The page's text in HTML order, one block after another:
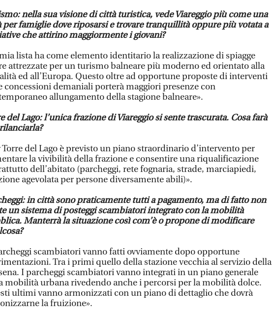
nella sua visione di città turistica, vede Viareggio più come una
per famiglie dove riposarsi e trovare tranquillità oppure più votata a
che attirino maggiormente i giovani?
lista ha come elemento identitario la realizzazione di spiagge
attrezzate per un turismo balneare più moderno ed orientato alla
ed all’Europa. Questo oltre ad opportune proposte di interventi
concessioni demaniali porterà maggiori presenze con
allungamento della stagione balneare».
del Lago: l’unica frazione di Viareggio si sente trascurata. Cosa farà
Torre del Lago è previsto un piano straordinario d’intervento per
la vivibilità della frazione e consentire una riqualificazione
dell’abitato (parcheggi, rete fognaria, strade, marciapiedi,
agevolata per persone diversamente abili)».
in città sono praticamente tutti a pagamento, ma di fatto non
un sistema di posteggi scambiatori integrato con la mobilità
Manterrà la situazione così com’è o propone di modificare
scambiatori vanno fatti ovviamente dopo opportune
Tra i primi quello della stazione vecchia al servizio della
I parcheggi scambiatori vanno integrati in un piano generale
mobilità urbana rivedendo anche i percorsi per la mobilità dolce.
ultimi vanno armonizzati con un piano di dettaglio che dovrà
la fruizione».